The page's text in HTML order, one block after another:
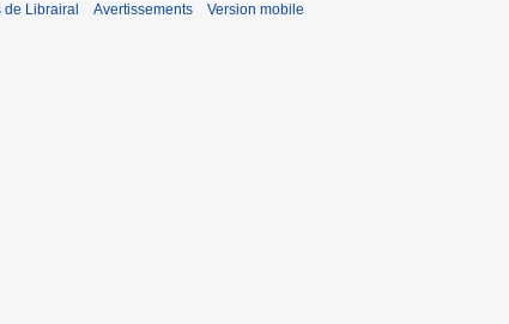
de Librairal Avertissements Version mobile